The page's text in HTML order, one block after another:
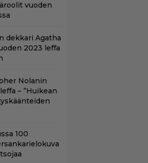
vuoden
dekkari Agatha
2023 leffa
Nolanin
– ”Huikean
100